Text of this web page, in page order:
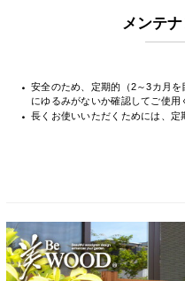
メンテ
・ 安全のため、定期的（2～3カ月
にゆるみがないか確認してご使用
・ 長くお使いいただくためには、定